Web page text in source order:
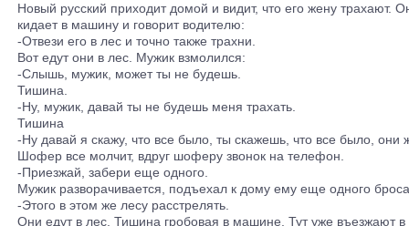
Новый русский приходит домой и видит, что его жену трахают.
кидает в машину и говорит водителю:
-Отвези его в лес и точно также трахни.
Вот едут они в лес. Мужик взмолился:
-Слышь, мужик, может ты не будешь.
Тишина.
-Ну, мужик, давай ты не будешь меня трахать.
Тишина
-Ну давай я скажу, что все было, ты скажешь, что все было, они
Шофер все молчит, вдруг шоферу звонок на телефон.
-Приезжай, забери еще одного.
Мужик разворачивается, подъехал к дому ему еще одного
-Этого в этом же лесу расстрелять.
Они едут в лес. Тишина гробовая в машине. Тут уже въезжают в